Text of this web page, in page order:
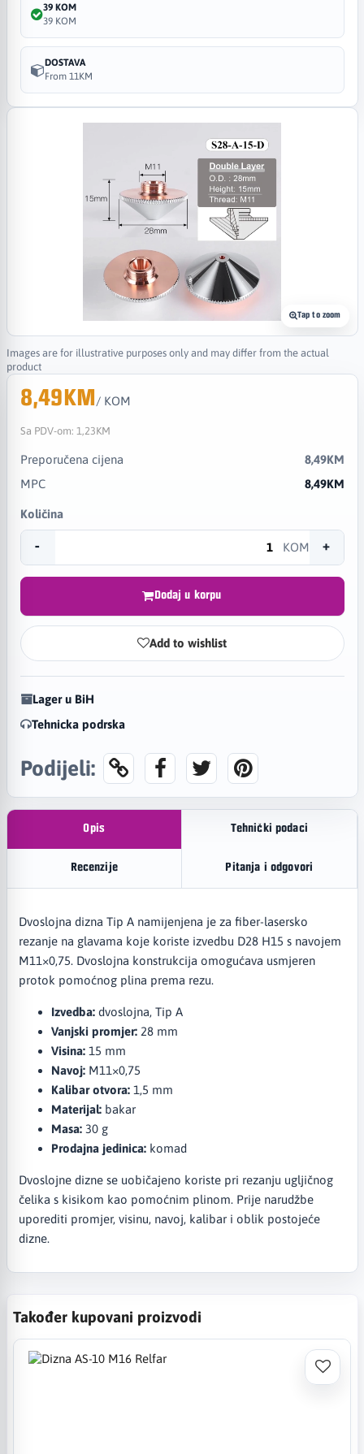
Tap to zoom
Images are for illustrative purposes only and may differ from the actual
product
39 KOM
39 KOM
DOSTAVA
From 11KM
8,49KM/ KOM
Sa PDV-om: 1,23KM
Preporučena cijena
8,49KM
MPC
8,49KM
Količina
- KOM +
Dodaj u korpu
Add to wishlist
Lager u BiH
Tehnicka podrska
Podijeli:
Opis Tehnički podaci
Recenzije Pitanja i odgovori
Dvoslojna dizna Tip A namijenjena je za fiber-lasersko
rezanje na glavama koje koriste izvedbu D28 H15 s navojem
M11×0,75. Dvoslojna konstrukcija omogućava usmjeren
protok pomoćnog plina prema rezu.
Izvedba:dvoslojna, Tip A
Vanjski promjer:28 mm
Visina:15 mm
Navoj:M11×0,75
Kalibar otvora:1,5 mm
Materijal:bakar
Masa:30 g
Prodajna jedinica:komad
Dvoslojne dizne se uobičajeno koriste pri rezanju ugljičnog
čelika s kisikom kao pomoćnim plinom. Prije narudžbe
uporediti promjer, visinu, navoj, kalibar i oblik postojeće
dizne.
Također kupovani proizvodi